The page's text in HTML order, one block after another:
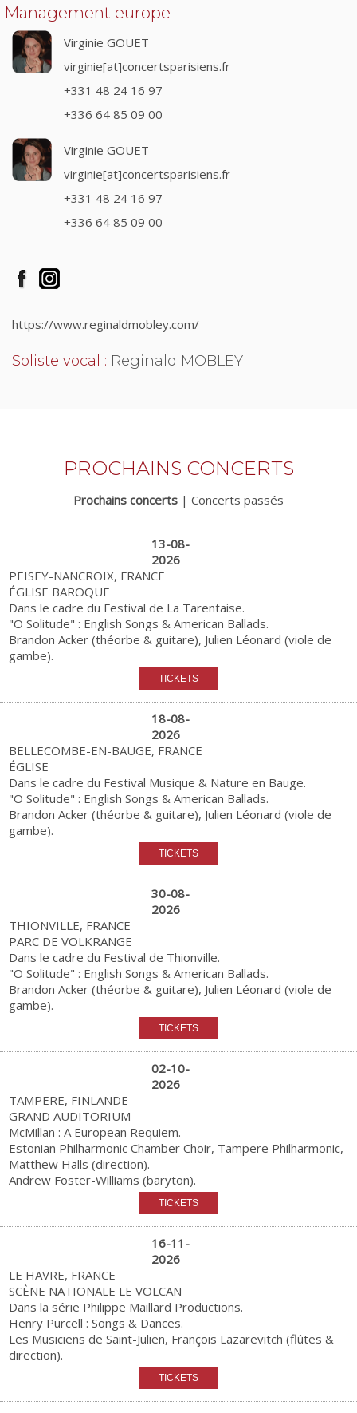
Management europe
Virginie GOUET
virginie[at]concertsparisiens.fr
+331 48 24 16 97
+336 64 85 09 00
Virginie GOUET
virginie[at]concertsparisiens.fr
+331 48 24 16 97
+336 64 85 09 00
https://www.reginaldmobley.com/
Soliste vocal : Reginald MOBLEY
PROCHAINS CONCERTS
Prochains concerts | Concerts passés
13-08-
2026
PEISEY-NANCROIX, FRANCE
ÉGLISE BAROQUE
Dans le cadre du Festival de La Tarentaise.
"O Solitude" : English Songs & American Ballads.
Brandon Acker (théorbe & guitare), Julien Léonard (viole de
gambe).
18-08-
2026
BELLECOMBE-EN-BAUGE, FRANCE
ÉGLISE
Dans le cadre du Festival Musique & Nature en Bauge.
"O Solitude" : English Songs & American Ballads.
Brandon Acker (théorbe & guitare), Julien Léonard (viole de
gambe).
30-08-
2026
THIONVILLE, FRANCE
PARC DE VOLKRANGE
Dans le cadre du Festival de Thionville.
"O Solitude" : English Songs & American Ballads.
Brandon Acker (théorbe & guitare), Julien Léonard (viole de
gambe).
02-10-
2026
TAMPERE, FINLANDE
GRAND AUDITORIUM
McMillan : A European Requiem.
Estonian Philharmonic Chamber Choir, Tampere Philharmonic,
Matthew Halls (direction).
Andrew Foster-Williams (baryton).
16-11-
2026
LE HAVRE, FRANCE
SCÈNE NATIONALE LE VOLCAN
Dans la série Philippe Maillard Productions.
Henry Purcell : Songs & Dances.
Les Musiciens de Saint-Julien, François Lazarevitch (flûtes &
direction).